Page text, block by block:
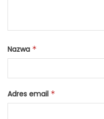
Nazwa *
Adres email *